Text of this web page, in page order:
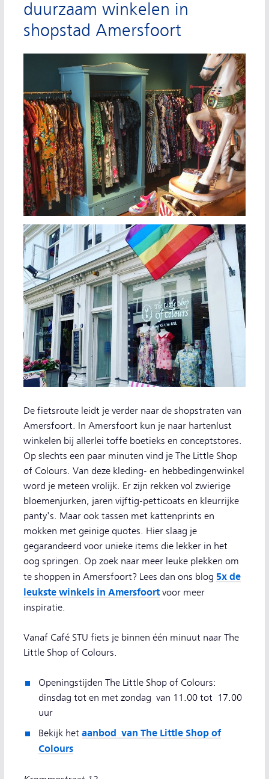
duurzaam winkelen in
shopstad Amersfoort
De fietsroute leidt je verder naar de shopstraten van
Amersfoort. In Amersfoort kun je naar hartenlust
winkelen bij allerlei toffe boetieks en conceptstores.
Op slechts een paar minuten vind je The Little Shop
of Colours. Van deze kleding- en hebbedingenwinkel
word je meteen vrolijk. Er zijn rekken vol zwierige
bloemenjurken, jaren vijftig-petticoats en kleurrijke
panty's. Maar ook tassen met kattenprints en
mokken met geinige quotes. Hier slaag je
gegarandeerd voor unieke items die lekker in het
oog springen. Op zoek naar meer leuke plekken om
te shoppen in Amersfoort? Lees dan ons blog 5x de
leukste winkels in Amersfoort voor meer
inspiratie.
Vanaf Café STU fiets je binnen één minuut naar The
Little Shop of Colours.
Openingstijden The Little Shop of Colours:
dinsdag tot en met zondag van 11.00 tot 17.00
uur
Bekijk het aanbod van The Little Shop of
Colours